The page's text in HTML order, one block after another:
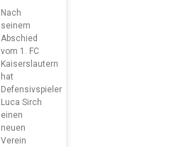
Nach
seinem
Abschied
vom 1. FC
Kaiserslautern
hat
Defensivspieler
Luca Sirch
einen
neuen
Verein